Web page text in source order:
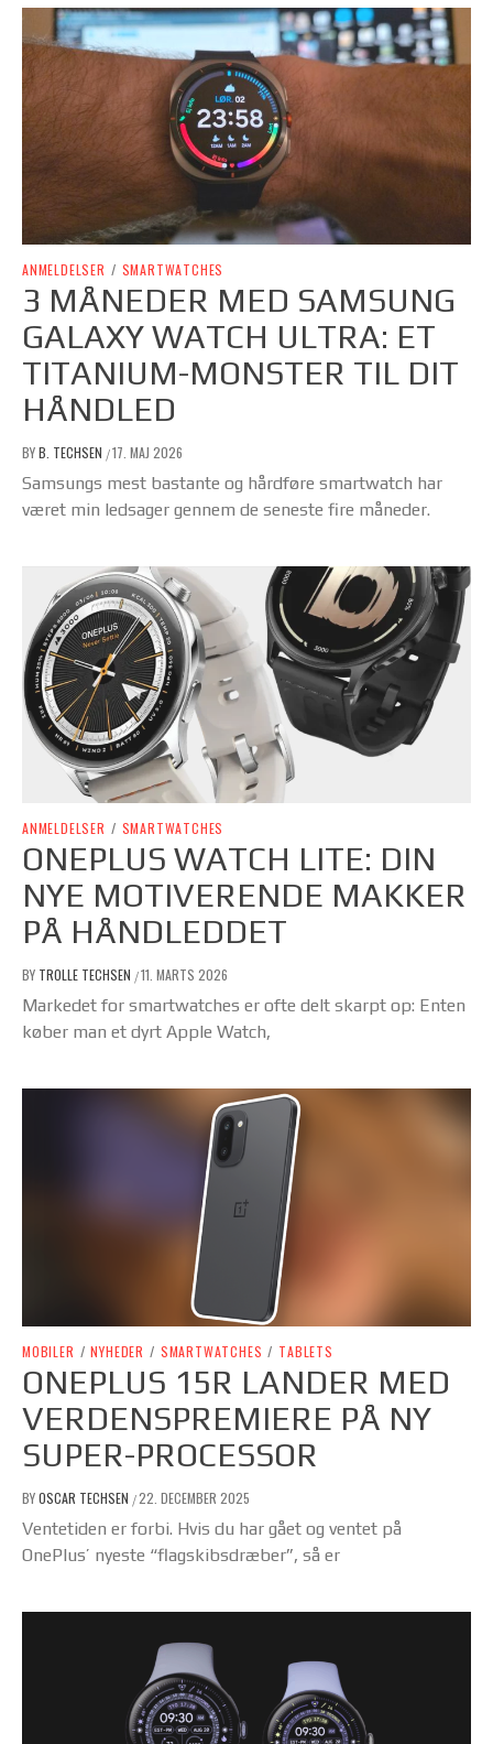
ANMELDELSER / SMARTWATCHES
3 MÅNEDER MED SAMSUNG
GALAXY WATCH ULTRA: ET
TITANIUM-MONSTER TIL DIT
HÅNDLED
BYB. TECHSEN /17. MAJ 2026
Samsungs mest bastante og hårdføre smartwatch har
været min ledsager gennem de seneste fire måneder.
ANMELDELSER / SMARTWATCHES
ONEPLUS WATCH LITE: DIN
NYE MOTIVERENDE MAKKER
PÅ HÅNDLEDDET
BY TROLLE TECHSEN /11. MARTS 2026
Markedet for smartwatches er ofte delt skarpt op: Enten
køber man et dyrt Apple Watch,
MOBILER / NYHEDER / SMARTWATCHES / TABLETS
ONEPLUS 15R LANDER MED
VERDENSPREMIERE PÅ NY
SUPER-PROCESSOR
BYOSCAR TECHSEN /22. DECEMBER 2025
Ventetiden er forbi. Hvis du har gået og ventet på
OnePlus’ nyeste “flagskibsdræber”, så er